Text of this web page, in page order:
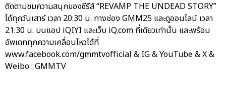
ติดตามชมความสนุกของซีรีส์ “REVAMP THE UNDEAD STORY”
ได้ทุกวันเสาร์ เวลา 20:30 น. ทางช่อง GMM25 และดูออนไลน์ เวลา
21:30 น. บนแอป iQIYI และเว็บ iQ.com ที่เดียวเท่านั้น และพร้อม
อัพเดททุกความเคลื่อนไหวได้ที่
www.facebook.com/gmmtvofficial & IG & YouTube & X &
Weibo : GMMTV